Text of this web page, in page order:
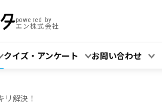
powered by
エン株式会社
クイズ・アンケート お問い合わせ
リ解決！